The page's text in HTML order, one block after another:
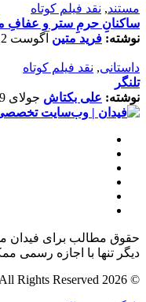
مستند, نقد فیلم کوتاه
ساکنانِ حرمِ ستر و عفافِ
نوشته: فرید متین آگوست 2, 2025
داستانی, نقد فیلم کوتاه
تلنگر
نوشته: علی بکتاش جولای 29, 2025
حقوق مطالب برای فیدان
دیگر تنها با اجازه رسمی
© 2026
Rights Reserved